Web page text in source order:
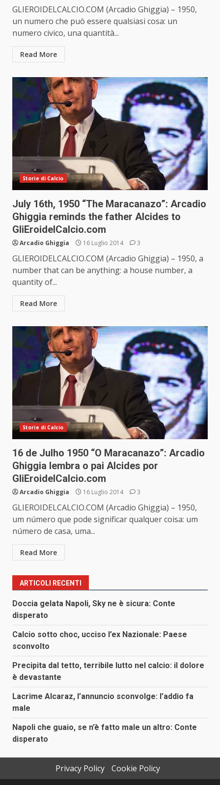
GLIEROIDELCALCIO.COM (Arcadio Ghiggia) – 1950,
un numero che può essere qualsiasi cosa: un
numero civico, una quantità...
Read More
Storie di Calcio
July 16th, 1950 “The Maracanazo”: Arcadio
Ghiggia reminds the father Alcides to
GliEroidelCalcio.com
Arcadio Ghiggia 16 Luglio 2014 3
GLIEROIDELCALCIO.COM (Arcadio Ghiggia) – 1950, a
number that can be anything: a house number, a
quantity of...
Read More
Storie di Calcio
16 de Julho 1950 “O Maracanazo”: Arcadio
Ghiggia lembra o pai Alcides por
GliEroidelCalcio.com
Arcadio Ghiggia 16 Luglio 2014 3
GLIEROIDELCALCIO.COM (Arcadio Ghiggia) – 1950,
um número que pode significar qualquer coisa: um
número de casa, uma...
Read More
ARTICOLI RECENTI
Doccia gelata Napoli, Sky ne è sicura: Conte
disperato
Calcio sotto choc, ucciso l’ex Nazionale: Paese
sconvolto
Precipita dal tetto, terribile lutto nel calcio: il dolore
è devastante
Lacrime Alcaraz, l’annuncio sconvolge: l’addio fa
male
Napoli che guaio, se n’è fatto male un altro: Conte
disperato
Privacy Policy
Cookie Policy